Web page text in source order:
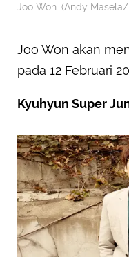
Joo Won. (Andy
Joo Won akan
pada 12 Februari
Kyuhyun Super